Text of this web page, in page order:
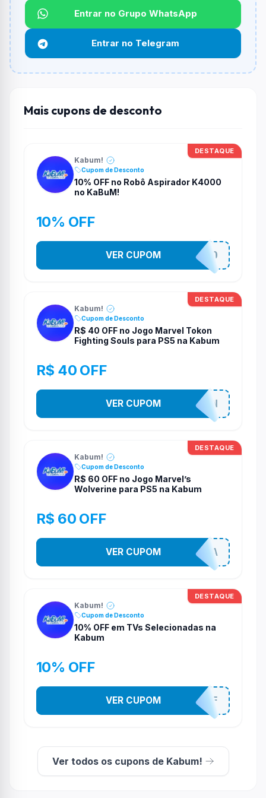
Qual é o desconto máximo?
Não informado ou sem limite.
Funciona em qualquer produto?
Não necessariamente. Depende de itens participantes
e alguns vendedores ou produtos especificos podem
Entrar no Grupo WhatsApp
Entrar no Telegram
Mais cupons de desconto
DESTAQUE
Kabum!
Cupom de Desconto
10% OFF no Robô Aspirador K4000
no KaBuM!
10% OFF
VEMDEROBO
VER CUPOM
DESTAQUE
Kabum!
Cupom de Desconto
R$ 40 OFF no Jogo Marvel Tokon
Fighting Souls para PS5 na Kabum
R$ 40 OFF
MARVELTOKON
VER CUPOM
DESTAQUE
Kabum!
Cupom de Desconto
R$ 60 OFF no Jogo Marvel’s
Wolverine para PS5 na Kabum
R$ 60 OFF
COMPRAJA
VER CUPOM
DESTAQUE
Kabum!
Cupom de Desconto
10% OFF em TVs Selecionadas na
Kabum
10% OFF
TV10OFF
VER CUPOM
Ver todos os cupons de Kabum!